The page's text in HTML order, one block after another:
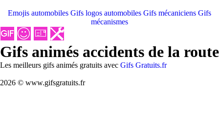
Emojis automobiles Gifs logos automobiles Gifs mécaniciens Gifs
mécanismes
Gifs animés accidents de la route
Les meilleurs gifs animés gratuits avec Gifs Gratuits.fr
2026 © www.gifsgratuits.fr